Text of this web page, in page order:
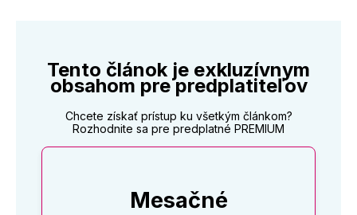
Tento článok je exkluzívnym
obsahom pre predplatiteľov
Chcete získať prístup ku všetkým článkom?
Rozhodnite sa pre predplatné PREMIUM
Mesačné